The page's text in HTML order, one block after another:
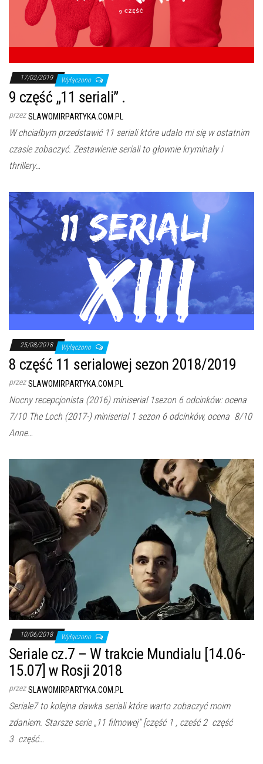
17/02/2019 Wyłączono
9 część „11 seriali” .
przez SLAWOMIRPARTYKA.COM.PL
W chciałbym przedstawić 11 seriali które udało mi się w ostatnim
czasie zobaczyć. Zestawienie seriali to głownie kryminały i
thrillery…
25/08/2018 Wyłączono
8 część 11 serialowej sezon 2018/2019
przez SLAWOMIRPARTYKA.COM.PL
Nocny recepcjonista (2016) miniserial 1sezon 6 odcinków: ocena
7/10 The Loch (2017-) miniserial 1 sezon 6 odcinków, ocena 8/10
Anne…
10/06/2018 Wyłączono
Seriale cz.7 – W trakcie Mundialu [14.06-
15.07] w Rosji 2018
przez SLAWOMIRPARTYKA.COM.PL
Seriale7 to kolejna dawka seriali które warto zobaczyć moim
zdaniem. Starsze serie „11 filmowej” [część 1 , cześć 2 część
3 część…